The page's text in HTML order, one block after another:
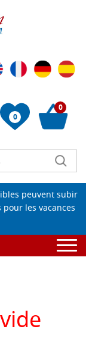
0
0
peuvent subir
les vacances